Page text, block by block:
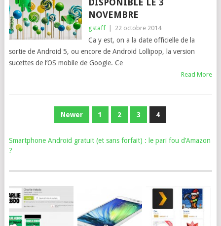
DISPONIBLE LE 3
NOVEMBRE
gstaff 22 octobre 2014
Ca y est, on a la date officielle de la
sortie de Android 5, ou encore de Android Lollipop, la version
sucettes de l’OS mobile de Google. Ce
Read More
NAVIGATION
ARTICLES
Newer 1 2 3 4
Smartphone Android gratuit (et sans forfait) : le pari fou d’Amazon
?